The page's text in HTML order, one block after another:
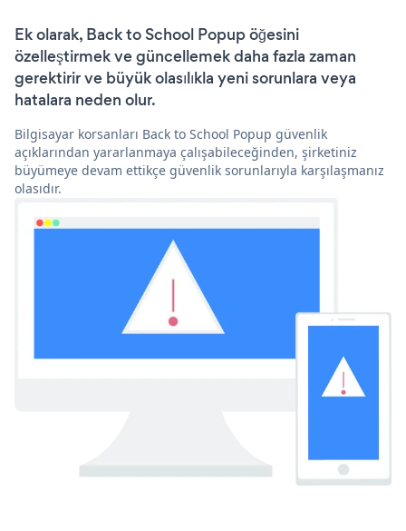
Ek olarak, Back to School Popup öğesini
özelleştirmek ve güncellemek daha fazla zaman
gerektirir ve büyük olasılıkla yeni sorunlara veya
hatalara neden olur.
Bilgisayar korsanları Back to School Popup güvenlik
açıklarından yararlanmaya çalışabileceğinden, şirketiniz
büyümeye devam ettikçe güvenlik sorunlarıyla karşılaşmanız
olasıdır.